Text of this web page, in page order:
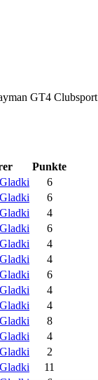
GT4 Clubsport
Punkte
6
6
4
6
4
4
6
4
4
8
4
2
11